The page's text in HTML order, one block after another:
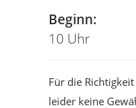
Beginn:
10 Uhr
Für die
leider keine